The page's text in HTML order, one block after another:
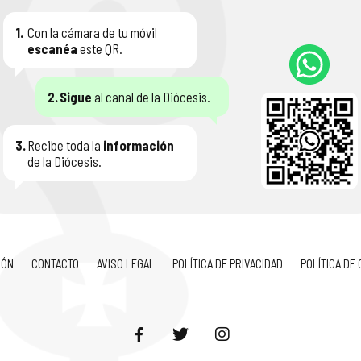
1. Con la cámara de tu móvil
escanéa este QR.
2.Sigue al canal de la Diócesis.
3.Recibe toda la información
de la Diócesis.
CONTACTO AVISO LEGAL POLÍTICA DE PRIVACIDAD POLÍTICA DE